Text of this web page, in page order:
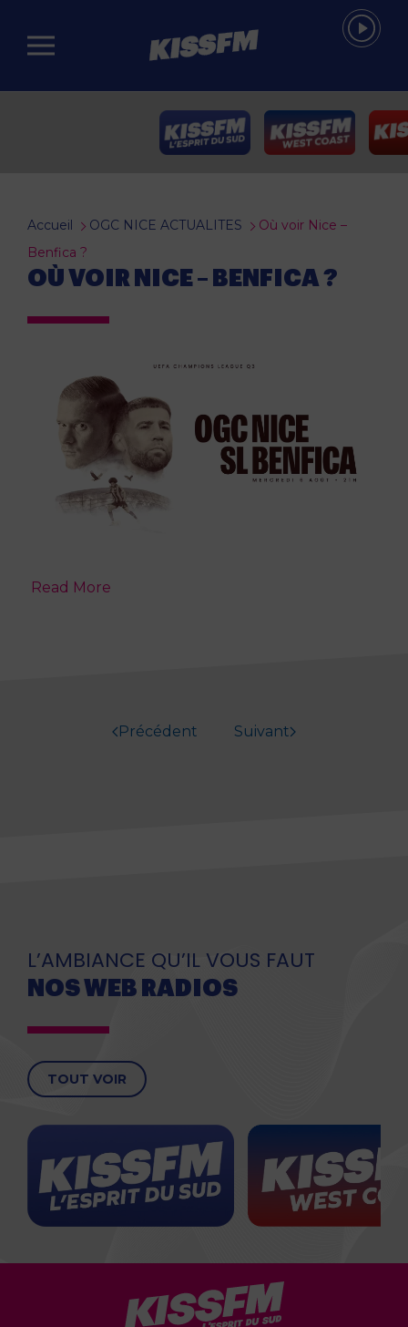
Passer au contenu principal
Accueil OGC NICE ACTUALITES
Où voir Nice –
Benfica ?
OÙ VOIR NICE – BENFICA ?
Read More
Précédent Suivant
L’AMBIANCE QU’IL VOUS FAUT
NOS WEB RADIOS
TOUT VOIR